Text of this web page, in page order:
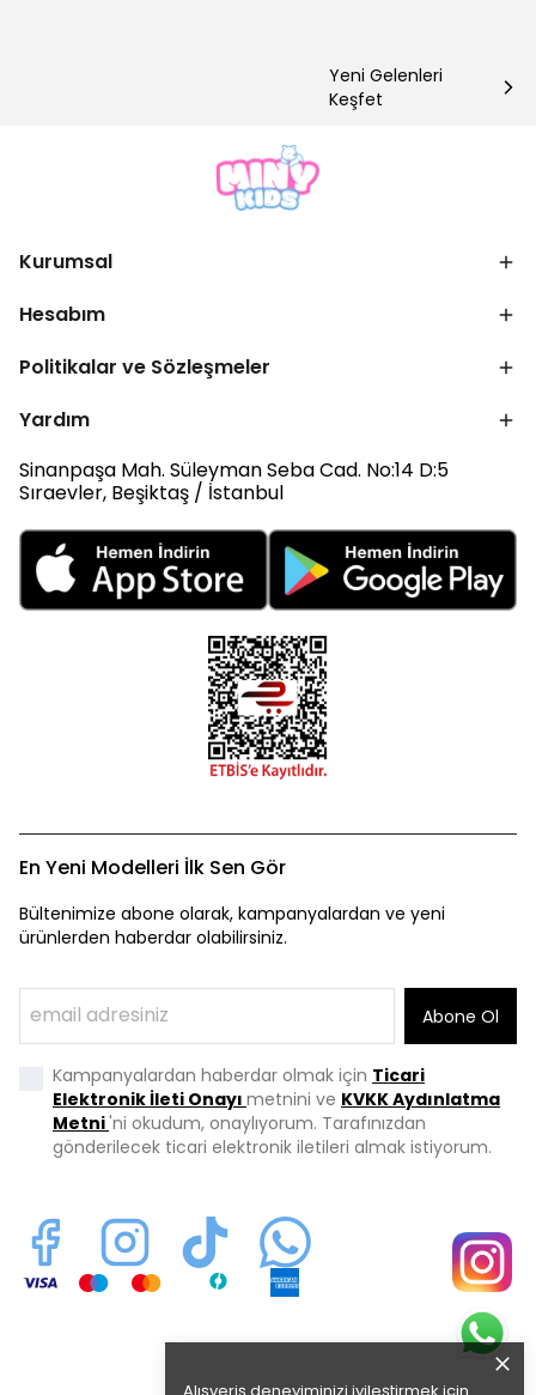
Yeni Gelenleri
Keşfet
Kurumsal
Hesabım
Politikalar ve Sözleşmeler
Yardım
Sinanpaşa Mah. Süleyman Seba Cad. No:14 D:5
Sıraevler, Beşiktaş / İstanbul
En Yeni Modelleri İlk Sen Gör
Bültenimize abone olarak, kampanyalardan ve yeni
ürünlerden haberdar olabilirsiniz.
Abone Ol
Kampanyalardan haberdar olmak için Ticari
Elektronik İleti Onayı metnini ve KVKK Aydınlatma
Metni'ni okudum, onaylıyorum. Tarafınızdan
gönderilecek ticari elektronik iletileri almak istiyorum.